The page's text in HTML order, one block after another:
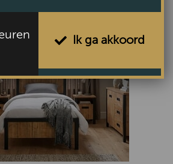
Ik ga akkoord